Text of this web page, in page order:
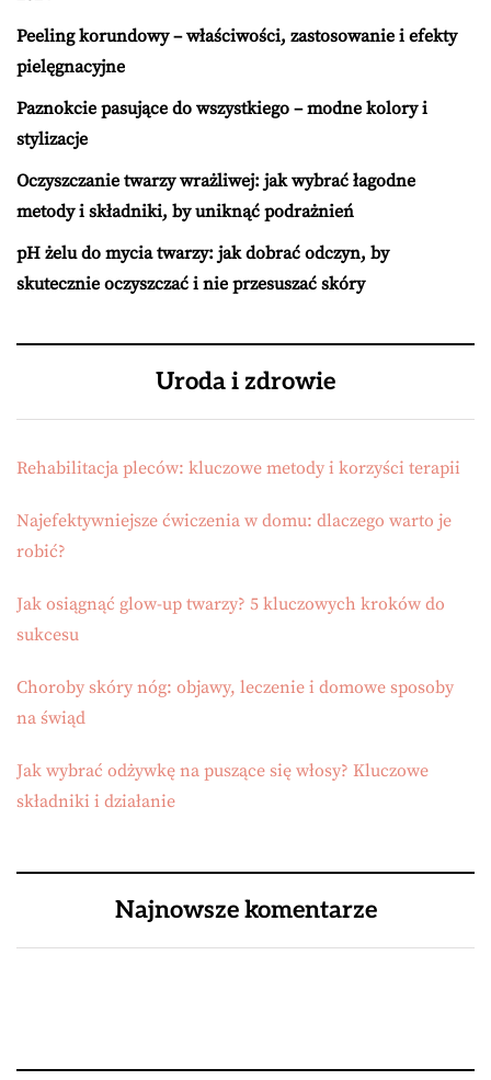
Peeling korundowy – właściwości, zastosowanie i efekty
pielęgnacyjne
Paznokcie pasujące do wszystkiego – modne kolory i
stylizacje
Oczyszczanie twarzy wrażliwej: jak wybrać łagodne
metody i składniki, by uniknąć podrażnień
pH żelu do mycia twarzy: jak dobrać odczyn, by
skutecznie oczyszczać i nie przesuszać skóry
Uroda i zdrowie
Rehabilitacja pleców: kluczowe metody i korzyści terapii
Najefektywniejsze ćwiczenia w domu: dlaczego warto je
robić?
Jak osiągnąć glow-up twarzy? 5 kluczowych kroków do
sukcesu
Choroby skóry nóg: objawy, leczenie i domowe sposoby
na świąd
Jak wybrać odżywkę na puszące się włosy? Kluczowe
składniki i działanie
Najnowsze komentarze